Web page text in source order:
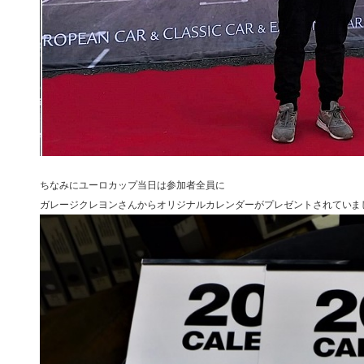
ちなみにユーロカップ当日は参加者全員に
ガレージクレヨンさんからオリジナルカレンダーがプレゼントされていま